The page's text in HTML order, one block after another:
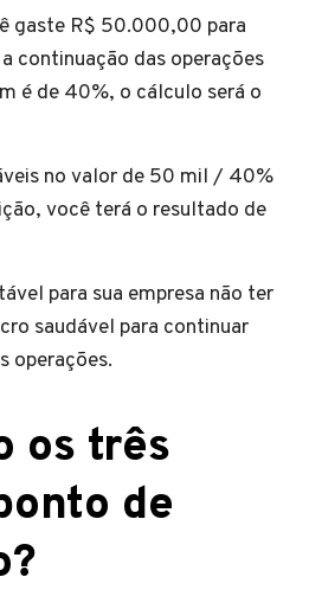
gaste R$ 50.000,00 para
continuação das operações
é de 40%, o cálculo será o
no valor de 50 mil / 40%
você terá o resultado de
para sua empresa não ter
saudável para continuar
operações.
os três
de